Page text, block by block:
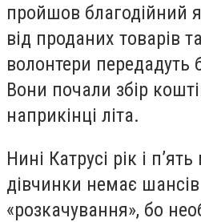
пройшов благодійний
від проданих товарів
волонтери передадуть
Вони почали збір
наприкінці літа.
Нині Катрусі рік і
дівчинки немає
«розкачування», бо